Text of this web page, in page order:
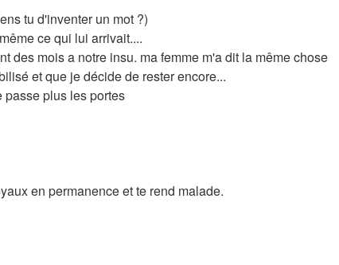
tu d'inventer un mot ?)
ce qui lui arrivait....
des mois a notre insu. ma femme m'a dit la même chose
et que je décide de rester encore...
passe plus les portes
en permanence et te rend malade.